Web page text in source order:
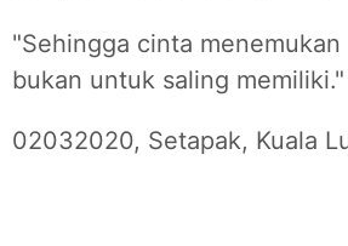
"Sehingga cinta
bukan untuk saling memiliki."
02032020, Setapak, Kuala